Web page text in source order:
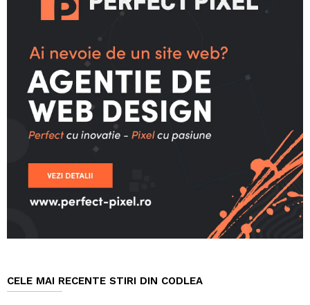
CELE MAI RECENTE STIRI DIN CODLEA